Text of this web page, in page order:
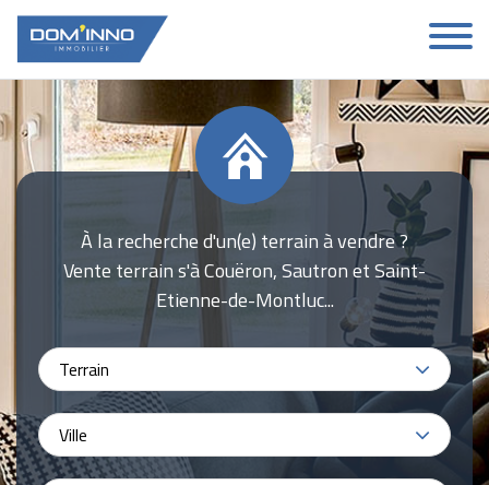
À la recherche d'un(e) terrain à vendre ?
Vente terrain s'à Couëron, Sautron et Saint-
Etienne-de-Montluc...
Terrain
Ville